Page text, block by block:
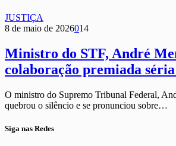
JUSTIÇA
8 de maio de 2026014
Ministro do STF, André
colaboração premiada
O ministro do Supremo Tribunal Federal,
quebrou o silêncio e se pronunciou sobre…
Siga nas Redes